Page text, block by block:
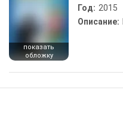
показать
обложку
Год: 2015
Описание: